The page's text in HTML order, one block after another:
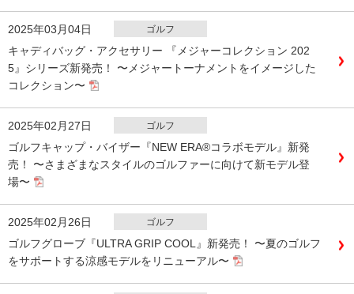
2025年03月04日 ゴルフ
キャディバッグ・アクセサリー 『メジャーコレクション 202
5』シリーズ新発売！ 〜メジャートーナメントをイメージした
コレクション〜
2025年02月27日 ゴルフ
ゴルフキャップ・バイザー『NEW ERA®コラボモデル』新発
売！ 〜さまざまなスタイルのゴルファーに向けて新モデル登
場〜
2025年02月26日 ゴルフ
ゴルフグローブ『ULTRA GRIP COOL』新発売！ 〜夏のゴルフ
をサポートする涼感モデルをリニューアル〜